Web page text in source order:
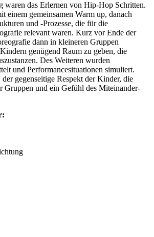
waren das Erlernen von Hip-Hop Schritten.
einem gemeinsamen Warm up, danach
und -Prozesse, die für die
relevant waren. Kurz vor Ende der
dann in kleineren Gruppen
genügend Raum zu geben, die
Des Weiteren wurden
und Performancesituationen simuliert.
gegenseitige Respekt der Kinder, die
Gruppen und ein Gefühl des Miteinander-